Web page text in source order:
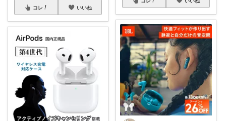
コレ いいね